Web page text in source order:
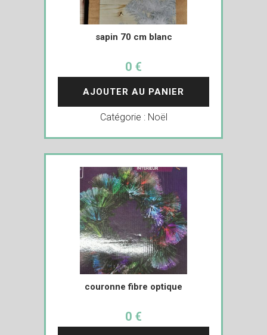
sapin 70 cm blanc
0 €
AJOUTER AU PANIER
Catégorie : Noël
couronne fibre optique
0 €